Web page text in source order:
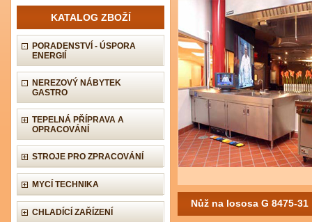
KATALOG ZBOŽÍ
PORADENSTVÍ - ÚSPORA
ENERGIÍ
NEREZOVÝ NÁBYTEK
GASTRO
TEPELNÁ PŘÍPRAVA A
OPRACOVÁNÍ
STROJE PRO ZPRACOVÁNÍ
MYCÍ TECHNIKA
CHLADÍCÍ ZAŘÍZENÍ
Nůž na lososa G 8475-31